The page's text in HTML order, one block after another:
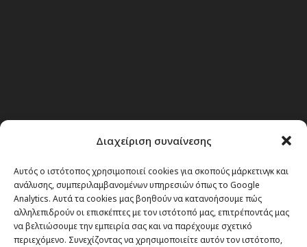
Διαχείριση συναίνεσης
Αυτός ο ιστότοπος χρησιμοποιεί cookies για σκοπούς μάρκετινγκ και
ανάλυσης, συμπεριλαμβανομένων υπηρεσιών όπως το Google
Analytics. Αυτά τα cookies μας βοηθούν να κατανοήσουμε πώς
αλληλεπιδρούν οι επισκέπτες με τον ιστότοπό μας, επιτρέποντάς μας
να βελτιώσουμε την εμπειρία σας και να παρέχουμε σχετικό
περιεχόμενο. Συνεχίζοντας να χρησιμοποιείτε αυτόν τον ιστότοπο,